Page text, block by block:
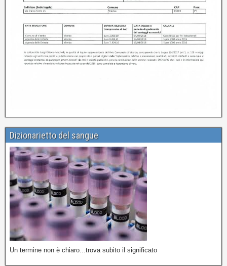
Dizionarietto del sangue
Un termine non è chiaro...trova subito il significato